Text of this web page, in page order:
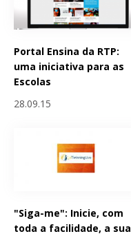
Portal Ensina da RTP:
uma iniciativa para as
Escolas
28.09.15
"Siga-me": Inicie, com
toda a facilidade, a sua